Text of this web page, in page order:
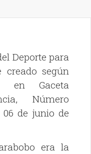
Deporte para
creado según
en Gaceta
Número
de junio de
era la